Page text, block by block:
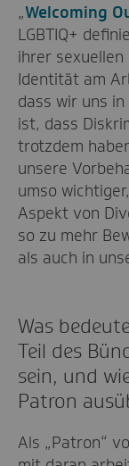
„Welcoming
LGBTIQ+
ihrer
Identität am
dass wir uns
ist, dass
trotzdem
unsere
umso
Aspekt von
so zu mehr
als auch in
Was
Teil des
sein, und
Patron
Als „Patron“